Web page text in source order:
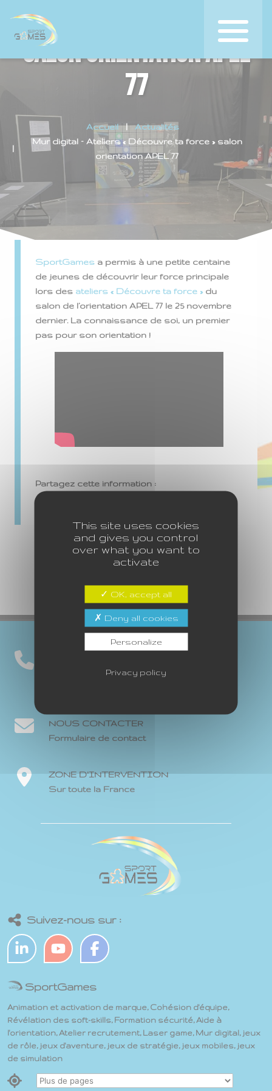
« Découvre ta force »
salon orientation APEL
77
Accueil
Actualités
Mur digital – Ateliers « Découvre ta force » salon
orientation APEL 77
SportGames a permis à une petite centaine
de jeunes de découvrir leur force principale
lors des ateliers « Découvre ta force »du
salon de l’orientation APEL 77 le 25 novembre
dernier. La connaissance de soi, un premier
pas pour son orientation !
Partagez cette information :
06 80 33 50 49 - Nord Loire
NOUS CONTACTER
Formulaire de contact
ZONE D'INTERVENTION
Sur toute la France
Suivez-nous sur :
SportGames
Animation et activation de marque, Cohésion d'équipe,
Révélation des soft-skills, Formation sécurité, Aide à
l'orientation, Atelier recrutement, Laser game, Mur digital, jeux
de rôle, jeux d'aventure, jeux de stratégie, jeux mobiles, jeux
de simulation
This site uses cookies
and gives you control
over what you want to
activate
OK, accept all
Deny all cookies
Personalize
Privacy policy